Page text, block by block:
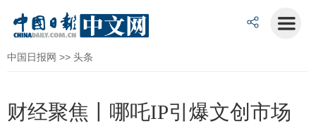
中国日报网 >> 头条
财经聚焦丨哪吒IP引爆文创市场